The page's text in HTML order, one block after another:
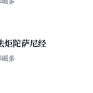
炬陀萨尼经
多